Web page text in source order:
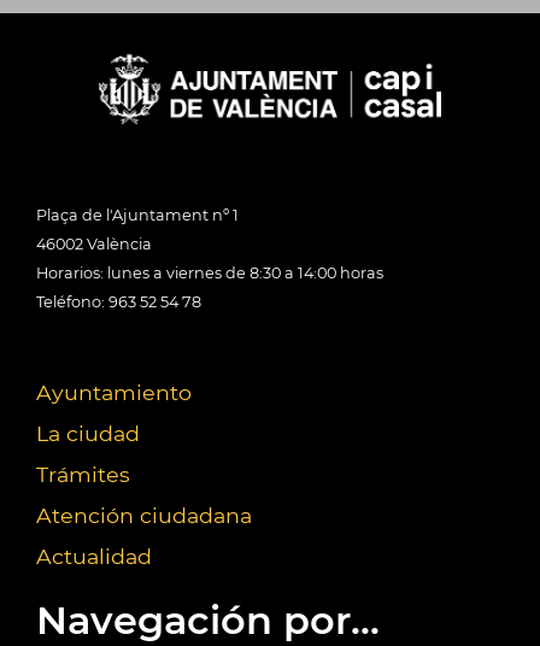
Plaça de l'Ajuntament nº 1
46002 València
Horarios: lunes a viernes de 8:30 a 14:00 horas
Teléfono: 963 52 54 78
Ayuntamiento
La ciudad
Trámites
Atención ciudadana
Actualidad
Navegación por...